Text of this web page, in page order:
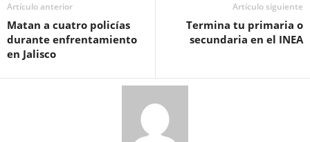
Artículo anterior
Matan a cuatro policías
durante enfrentamiento
en Jalisco
Artículo siguiente
Termina tu primaria o
secundaria en el INEA